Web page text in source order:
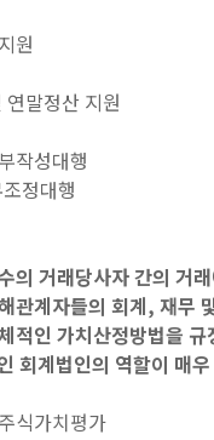
원
말정산 지원
작성대행
정대행
의 거래당사자 간의 거
관계자들의 회계, 재무
적인 가치산정방법을
회계법인의 역할이 매
식가치평가